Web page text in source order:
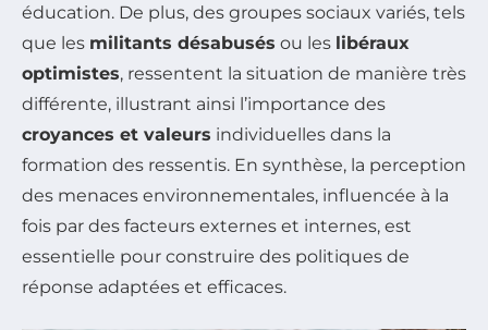
éducation. De plus, des groupes sociaux variés, tels
que les militants désabusés ou les libéraux
optimistes, ressentent la situation de manière très
différente, illustrant ainsi l’importance des
croyances et valeurs individuelles dans la
formation des ressentis. En synthèse, la perception
des menaces environnementales, influencée à la
fois par des facteurs externes et internes, est
essentielle pour construire des politiques de
réponse adaptées et efficaces.